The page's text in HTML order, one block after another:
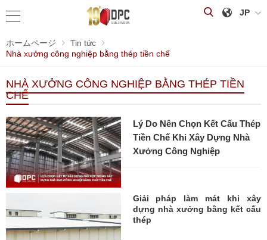
JP
ホームページ
Tin tức
Nhà xưởng công nghiệp bằng thép tiền chế
NHÀ XƯỞNG CÔNG NGHIỆP BẰNG THÉP TIỀN
CHẾ
Lý Do Nên Chọn Kết Cấu Thép
Tiền Chế Khi Xây Dựng Nhà
Xưởng Công Nghiệp
Giải pháp làm mát khi xây
dựng nhà xưởng bằng kết cấu
thép